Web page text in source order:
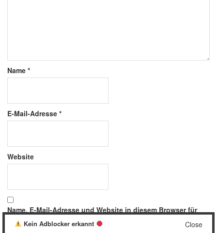
Name *
E-Mail-Adresse *
Website
Name, E-Mail-Adresse und Website in diesem Browser für
meinen nächsten Kommentar speichern.
Close
Kein Adblocker erkannt